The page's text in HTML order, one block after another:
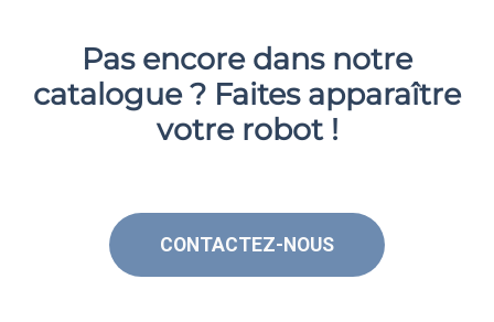
Pas encore dans notre
catalogue ? Faites apparaître
votre robot !
CONTACTEZ-NOUS